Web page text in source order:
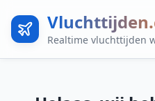
Realtime vluchttijden